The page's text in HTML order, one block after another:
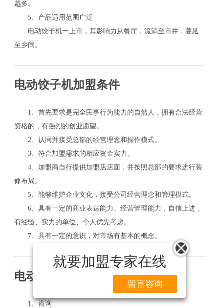
就要加盟专家在线
留言咨询
越多。
5、产品适用范围广泛
电动饺子机一上市，其影响力从餐厅，流淌至市井，蔓延
至乡间。
电动饺子机加盟条件
1、首先要求是完全民事行为能力的自然人，拥有合法经营
资格的，有强烈的创业愿望。
2、认同并接受总部的经营理念和操作模式。
3、符合加盟需求的相应资金实力。
4、加盟商自行提供加盟店店面，并按照总部的要求进行装
修布局。
5、能够维护企业文化，接受公司经营理念和管理模式。
6、具有一定的商业表达能力、经营管理能力，自信上进，
有经验、实力的单位、个人优先考虑。
7、具有一定的意识，对市场有基本的概念。
电动饺子机加盟流程
1、咨询